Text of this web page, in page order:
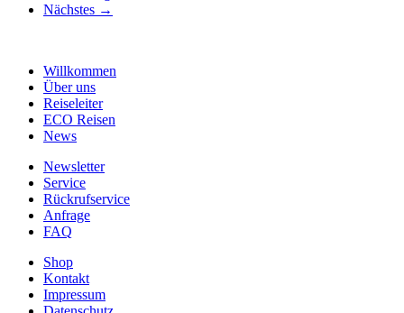
Nächstes →
Willkommen
Über uns
Reiseleiter
ECO Reisen
News
Newsletter
Service
Rückrufservice
Anfrage
FAQ
Shop
Kontakt
Impressum